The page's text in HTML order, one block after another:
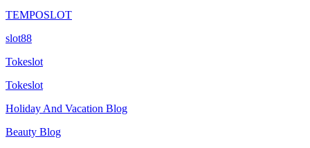
TEMPOSLOT
slot88
Tokeslot
Tokeslot
Holiday And Vacation Blog
Beauty Blog